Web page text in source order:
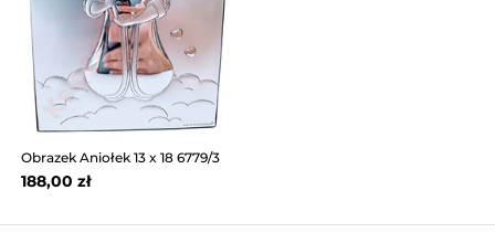
Obrazek Aniołek 13 x 18 6779/3
188,00 zł